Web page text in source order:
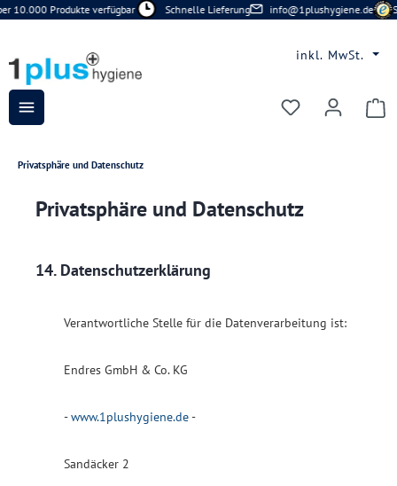
Zum Hauptinhalt springen
10.000 Produkte verfügbar Schnelle Lieferung info@1plushygiene.de
inkl. MwSt.
Du hast 0
Privatsphäre und Datenschutz
Privatsphäre und Datenschutz
14. Datenschutzerklärung
Verantwortliche Stelle für die Datenverarbeitung ist:
Endres GmbH & Co. KG
-www.1plushygiene.de-
Sandäcker 2